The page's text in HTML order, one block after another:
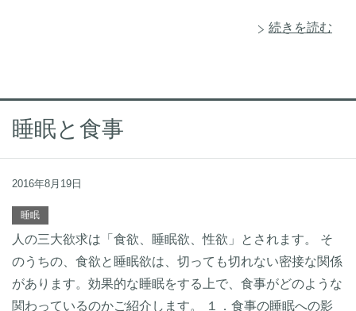
続きを読む
睡眠と食事
2016年8月19日
睡眠
人の三大欲求は「食欲、睡眠欲、性欲」とされます。 そ
のうちの、食欲と睡眠欲は、切っても切れない密接な関係
があります。効果的な睡眠をする上で、食事がどのような
関わっているのかご紹介します。 １．食事の睡眠への影